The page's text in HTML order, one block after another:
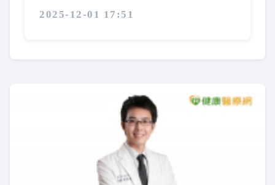
2025-12-01 17:51